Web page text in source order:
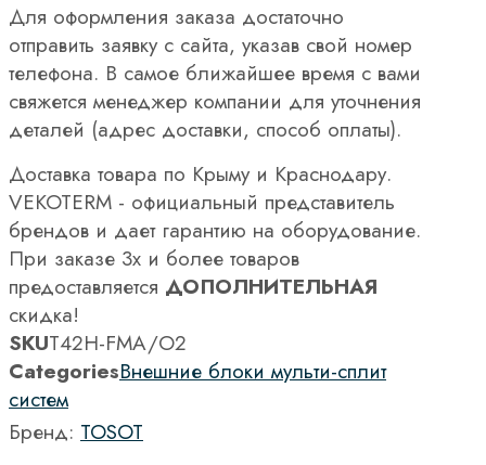
Для оформления заказа достаточно
отправить заявку с сайта, указав свой номер
телефона. В самое ближайшее время с вами
свяжется менеджер компании для уточнения
деталей (адрес доставки, способ оплаты).
Доставка товара по Крыму и Краснодару.
VEKOTERM - официальный представитель
брендов и дает гарантию на оборудование.
При заказе 3х и более товаров
предоставляется ДОПОЛНИТЕЛЬНАЯ
скидка!
SKUT42H-FMA/O2
CategoriesВнешние блоки мульти-сплит
систем
Бренд: TOSOT